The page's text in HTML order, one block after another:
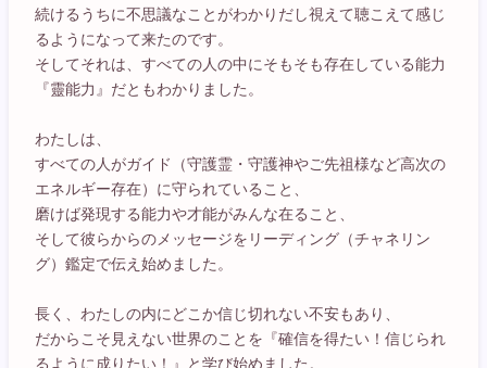
続けるうちに不思議なことがわかりだし視えて聴こえて感じ
るようになって来たのです。
そしてそれは、すべての人の中にそもそも存在している能力
『靈能力』だともわかりました。
わたしは、
すべての人がガイド（守護霊・守護神やご先祖様など高次の
エネルギー存在）に守られていること、
磨けば発現する能力や才能がみんな在ること、
そして彼らからのメッセージをリーディング（チャネリン
グ）鑑定で伝え始めました。
長く、わたしの内にどこか信じ切れない不安もあり、
だからこそ見えない世界のことを『確信を得たい！信じられ
るように成りたい！』と学び始めました。